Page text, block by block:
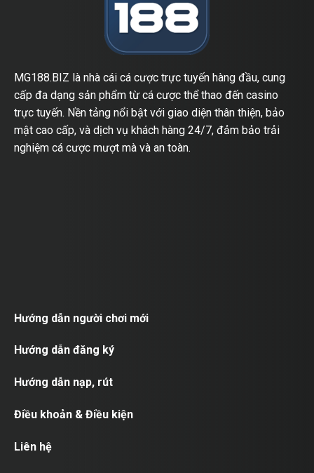
MG188.BIZ là nhà cái cá cược trực tuyến hàng đầu, cung
cấp đa dạng sản phẩm từ cá cược thể thao đến casino
trực tuyến. Nền tảng nổi bật với giao diện thân thiện, bảo
mật cao cấp, và dịch vụ khách hàng 24/7, đảm bảo trải
nghiệm cá cược mượt mà và an toàn.
Hướng dẫn người chơi mới
Hướng dẫn đăng ký
Hướng dẫn nạp, rút
Điều khoản & Điều kiện
Liên hệ